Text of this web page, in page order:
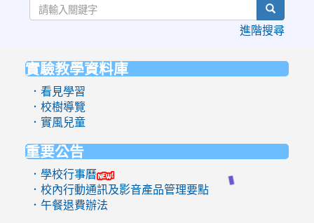
search
進階搜尋
實驗教學資料庫
．看見學習
．校樹導覽
．實風兒童
重要公告
．學校行事曆
．校內行動通訊及影音產品管理要點
．午餐退費辦法